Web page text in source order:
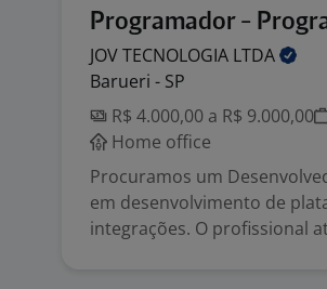
Programador -
JOV TECNOLOGIA LTDA
Barueri - SP
R$ 4.000,00 a R$ 9.000,00
Home office
Procuramos um
em desenvolvimento de
integrações. O profissional